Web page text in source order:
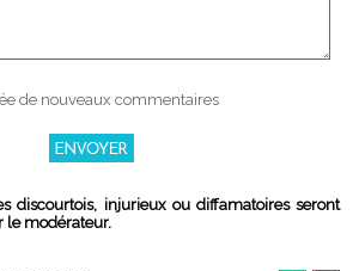
de nouveaux commentaires
discourtois, injurieux ou diffamatoires seront
le modérateur.